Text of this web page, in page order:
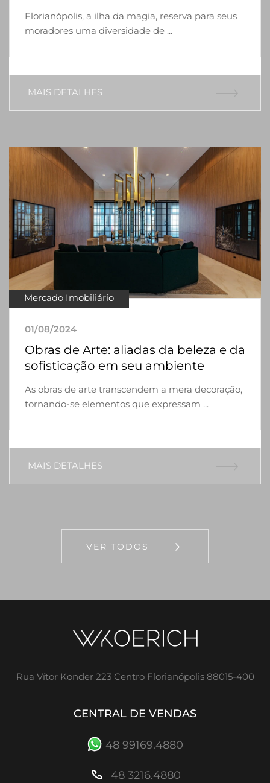
Florianópolis, a ilha da magia, reserva para seus
moradores uma diversidade de ...
MAIS DETALHES
Mercado Imobiliário
01/08/2024
Obras de Arte: aliadas da beleza e da
sofisticação em seu ambiente
As obras de arte transcendem a mera decoração,
tornando-se elementos que expressam ...
MAIS DETALHES
VER TODOS
Rua Vítor Konder 223 Centro Florianópolis 88015-400
CENTRAL DE VENDAS
48 99169.4880
48 3216.4880